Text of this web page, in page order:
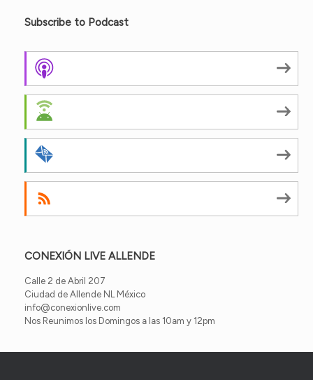
Subscribe to Podcast
CONEXIÓN LIVE ALLENDE
Calle 2 de Abril 207
Ciudad de Allende NL México
info@conexionlive.com
Nos Reunimos los Domingos a las 10am y 12pm